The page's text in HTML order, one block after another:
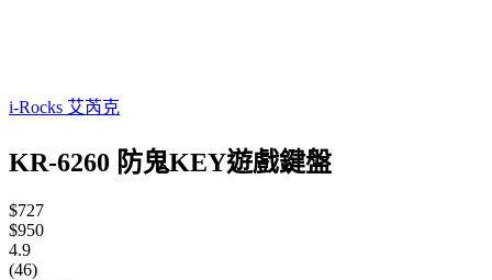
i-Rocks 艾芮克
KR-6260 防鬼KEY遊戲鍵盤
$727
$950
4.9
(46)